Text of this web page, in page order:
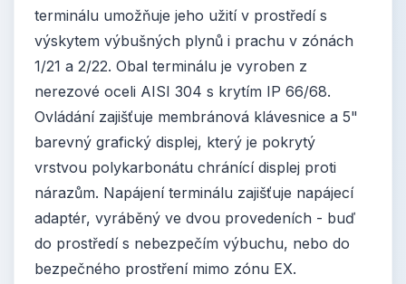
terminálu umožňuje jeho užití v prostředí s
výskytem výbušných plynů i prachu v zónách
1/21 a 2/22. Obal terminálu je vyroben z
nerezové oceli AISI 304 s krytím IP 66/68.
Ovládání zajišťuje membránová klávesnice a 5"
barevný grafický displej, který je pokrytý
vrstvou polykarbonátu chránící displej proti
nárazům. Napájení terminálu zajišťuje napájecí
adaptér, vyráběný ve dvou provedeních - buď
do prostředí s nebezpečím výbuchu, nebo do
bezpečného prostření mimo zónu EX.